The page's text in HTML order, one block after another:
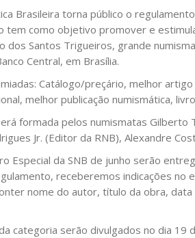
Brasileira torna público o
tem como objetivo promover e
dos Santos Trigueiros, grande
Central, em Brasília.
Catálogo/preçário, melhor
melhor publicação numismática,
formada pelos numismatas
Jr. (Editor da RNB), Alexandre
Especial da SNB de junho serão
receberemos indicações no
nome do autor, título da obra,
categoria serão divulgados no dia 19